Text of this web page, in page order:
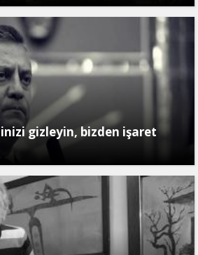
gizleyin, bizden işaret